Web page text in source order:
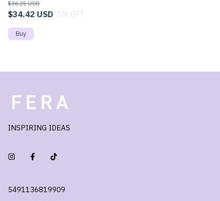
$34.42 USD
$36.25 USD
5% OFF
INSPIRING IDEAS
5491136819909